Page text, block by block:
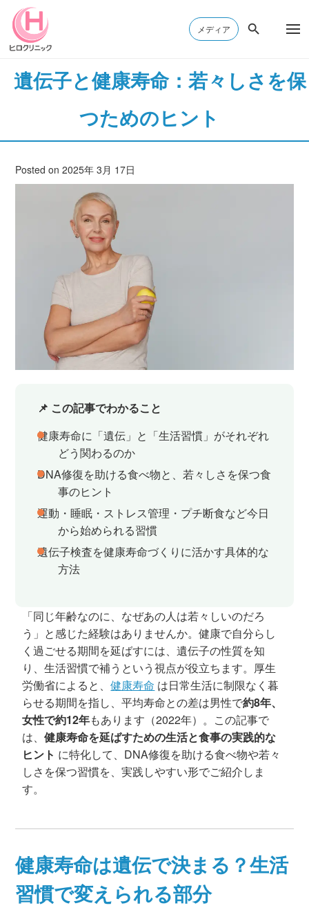
メディア
遺伝子と健康寿命：若々しさを保
つためのヒント
Posted on 2025年 3月 17日
📌 この記事でわかること
健康寿命に「遺伝」と「生活習慣」がそれぞれ
どう関わるのか
DNA修復を助ける食べ物と、若々しさを保つ食
事のヒント
運動・睡眠・ストレス管理・プチ断食など今日
から始められる習慣
遺伝子検査を健康寿命づくりに活かす具体的な
方法
「同じ年齢なのに、なぜあの人は若々しいのだろ
う」と感じた経験はありませんか。健康で自分らし
く過ごせる期間を延ばすには、遺伝子の性質を知
り、生活習慣で補うという視点が役立ちます。厚生
労働省によると、健康寿命 は日常生活に制限なく暮
らせる期間を指し、平均寿命との差は男性で約8年、
女性で約12年もあります（2022年）。この記事で
は、健康寿命を延ばすための生活と食事の実践的な
ヒント に特化して、DNA修復を助ける食べ物や若々
しさを保つ習慣を、実践しやすい形でご紹介しま
す。
健康寿命は遺伝で決まる？生活
習慣で変えられる部分